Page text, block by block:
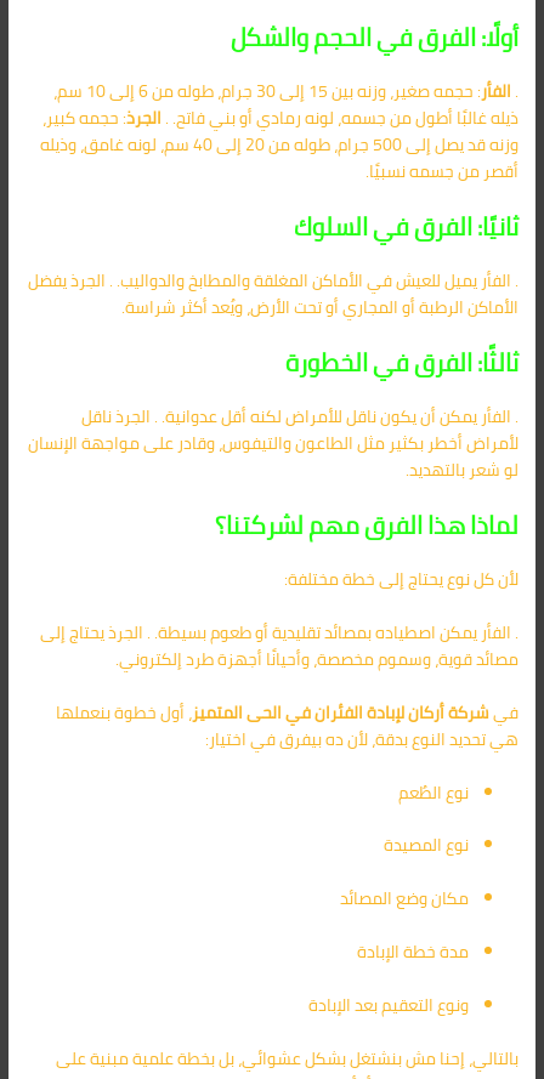
أولًا: الفرق في الحجم والشكل
.الفأر
: حجمه صغير، وزنه بين 15 إلى 30 جرام، طوله من 6 إلى 10 سم،
ذيله غالبًا أطول من جسمه، لونه رمادي أو بني فاتح. .الجرذ: حجمه كبير،
وزنه قد يصل إلى 500 جرام، طوله من 20 إلى 40 سم، لونه غامق، وذيله
أقصر من جسمه نسبيًا.
ثانيًا: الفرق في السلوك
. الفأر يميل للعيش في الأماكن المغلقة والمطابخ والدواليب. . الجرذ يفضل
الأماكن الرطبة أو المجاري أو تحت الأرض، ويُعد أكثر شراسة.
ثالثًا: الفرق في الخطورة
. الفأر يمكن أن يكون ناقل للأمراض لكنه أقل عدوانية. . الجرذ ناقل
لأمراض أخطر بكثير مثل الطاعون والتيفوس، وقادر على مواجهة الإنسان
لو شعر بالتهديد.
لماذا هذا الفرق مهم لشركتنا؟
لأن كل نوع يحتاج إلى خطة مختلفة:
. الفأر يمكن اصطياده بمصائد تقليدية أو طعوم بسيطة. . الجرذ يحتاج إلى
مصائد قوية، وسموم مخصصة، وأحيانًا أجهزة طرد إلكتروني.
فيشركة أركان لإبادة الفئران في الحى المتميز، أول خطوة بنعملها
هي تحديد النوع بدقة، لأن ده بيفرق في اختيار:
نوع الطُعم
نوع المصيدة
مكان وضع المصائد
مدة خطة الإبادة
ونوع التعقيم بعد الإبادة
بالتالي، إحنا مش بنشتغل بشكل عشوائي، بل بخطة علمية مبنية على